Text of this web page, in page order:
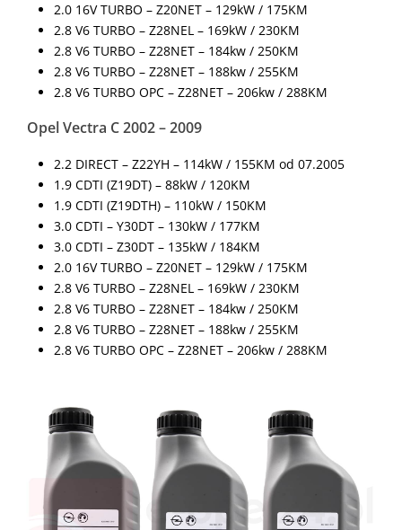
2.0 16V TURBO – Z20NET – 129kW / 175KM
2.8 V6 TURBO – Z28NEL – 169kW / 230KM
2.8 V6 TURBO – Z28NET – 184kw / 250KM
2.8 V6 TURBO – Z28NET – 188kw / 255KM
2.8 V6 TURBO OPC – Z28NET – 206kw / 288KM
Opel Vectra C 2002 – 2009
2.2 DIRECT – Z22YH – 114kW / 155KM od 07.2005
1.9 CDTI (Z19DT) – 88kW / 120KM
1.9 CDTI (Z19DTH) – 110kW / 150KM
3.0 CDTI – Y30DT – 130kW / 177KM
3.0 CDTI – Z30DT – 135kW / 184KM
2.0 16V TURBO – Z20NET – 129kW / 175KM
2.8 V6 TURBO – Z28NEL – 169kW / 230KM
2.8 V6 TURBO – Z28NET – 184kw / 250KM
2.8 V6 TURBO – Z28NET – 188kw / 255KM
2.8 V6 TURBO OPC – Z28NET – 206kw / 288KM